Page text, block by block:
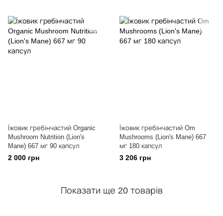
Їжовик гребінчастий Organic
Mushroom Nutrition (Lion's
Mane) 667 мг 90 капсул
2 000 грн
Їжовик гребінчастий Om
Mushrooms (Lion's Mane) 667
мг 180 капсул
3 206 грн
Показати ще 20 товарів